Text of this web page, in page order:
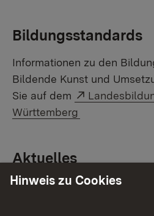
Bildungsstandards
Informationen zu den
Bildende Kunst und
Sie auf dem
Externer
Württemberg
Aktuelles
Günstige und kostenlose
Hinweis zu Cookies